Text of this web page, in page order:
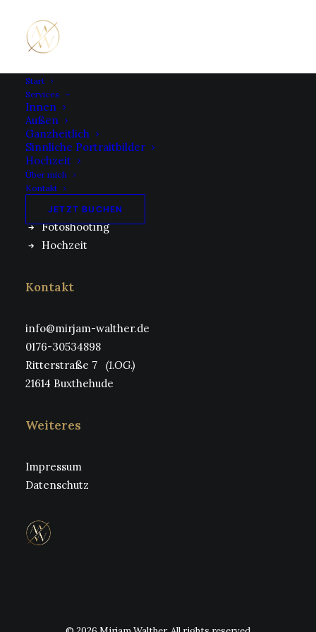
Start
Services
Innen
Außen
Ganzheitlich
Sinnliche Portraitbilder
Hochzeit
Über mich
Kontakt
JETZT BUCHEN
Services
Innen
Außen
Ganzheitlich
Fotoshooting
Hochzeit
Kontakt
info@mirjam-walther.de
0176-30534898
Ritterstraße 7 (1.OG.)
21614 Buxthehude
Weiteres
Impressum
Datenschutz